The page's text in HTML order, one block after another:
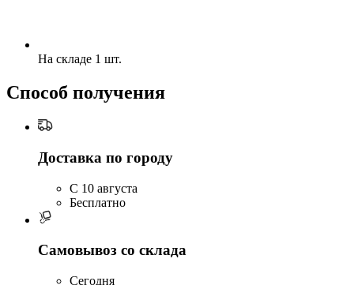
На складе 1 шт.
Способ получения
Доставка по городу
C 10 августа
Бесплатно
Самовывоз со склада
Сегодня